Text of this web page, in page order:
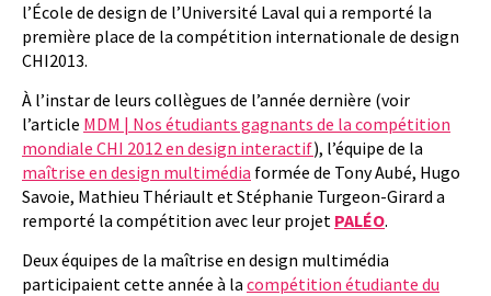
l’École de design de l’Université Laval qui a remporté la
première place de la compétition internationale de design
CHI2013.
À l’instar de leurs collègues de l’année dernière (voir
l’article MDM | Nos étudiants gagnants de la compétition
mondiale CHI 2012 en design interactif), l’équipe de la
maîtrise en design multimédia formée de Tony Aubé, Hugo
Savoie, Mathieu Thériault et Stéphanie Turgeon-Girard a
remporté la compétition avec leur projet PALÉO.
Deux équipes de la maîtrise en design multimédia
participaient cette année à la compétition étudiante du